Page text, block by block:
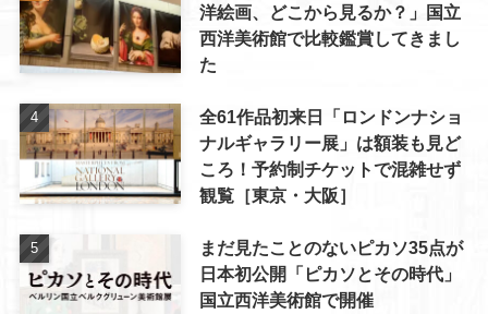
洋絵画、どこから見るか？」国立
西洋美術館で比較鑑賞してきまし
た
全61作品初来日「ロンドンナショ
ナルギャラリー展」は額装も見ど
ころ！予約制チケットで混雑せず
観覧［東京・大阪］
まだ見たことのないピカソ35点が
日本初公開「ピカソとその時代」
国立西洋美術館で開催